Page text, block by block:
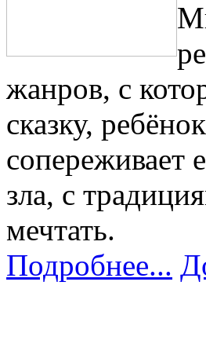
жанров, с
сказку,
сопереживает
зла, с
мечтать.
Подробнее...